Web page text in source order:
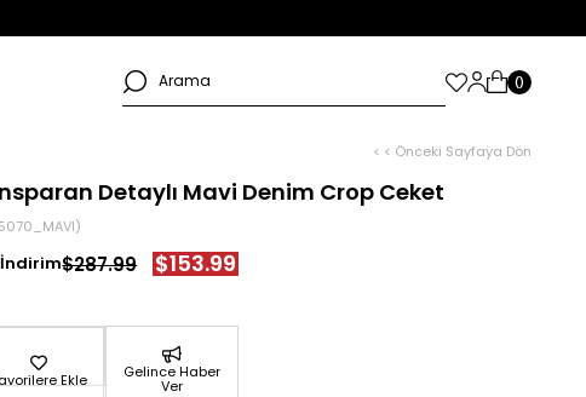
< < Önceki Sayfaya Dön
Detaylı Mavi Denim Crop Ceket
$287.99 $153.99
Ekle Gelince Haber
Ver